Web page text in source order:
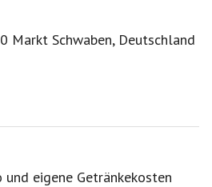
Markt Schwaben, Deutschland
eigene Getränkekosten